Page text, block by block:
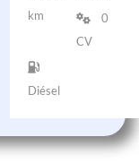
km
0
CV
Diésel